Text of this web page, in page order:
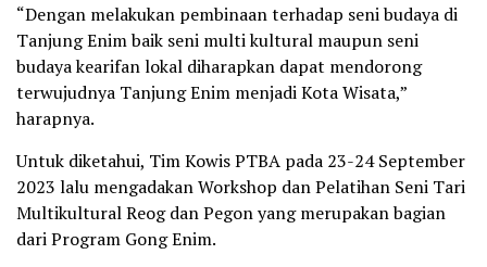
“Dengan melakukan pembinaan terhadap seni budaya di
Tanjung Enim baik seni multi kultural maupun seni
budaya kearifan lokal diharapkan dapat mendorong
terwujudnya Tanjung Enim menjadi Kota Wisata,”
harapnya.
Untuk diketahui, Tim Kowis PTBA pada 23-24 September
2023 lalu mengadakan Workshop dan Pelatihan Seni Tari
Multikultural Reog dan Pegon yang merupakan bagian
dari Program Gong Enim.